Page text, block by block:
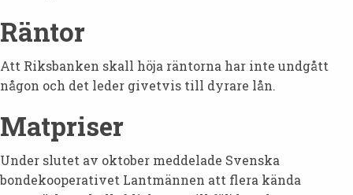
Räntor
Att Riksbanken skall höja räntorna har inte undgått
någon och det leder givetvis till dyrare lån.
Matpriser
Under slutet av oktober meddelade Svenska
bondekooperativet Lantmännen att flera kända